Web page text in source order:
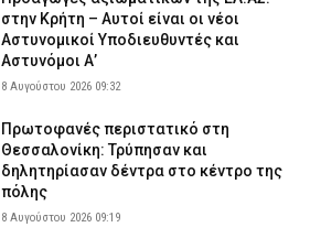
στην Κρήτη – Αυτοί είναι οι νέοι
Αστυνομικοί Υποδιευθυντές και
Αστυνόμοι Α’
8 Αυγούστου 2026 09:32
Πρωτοφανές περιστατικό στη
Θεσσαλονίκη: Τρύπησαν και
δηλητηρίασαν δέντρα στο κέντρο της
πόλης
8 Αυγούστου 2026 09:19